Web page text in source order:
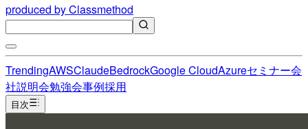
produced by Classmethod
TrendingAWSClaudeBedrockGoogle CloudAzureセミナー会
社説明会勉強会事例採用
目次